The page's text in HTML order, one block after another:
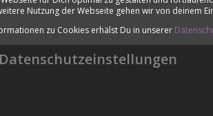
Nutzung der Webseite gehen wir von deinem
zu Cookies erhälst Du in unserer